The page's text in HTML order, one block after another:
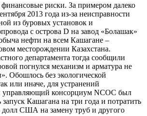
риски. За примером далеко
2013 года из-за неисправности
из буровых установок и
с острова D на завод «Болашак»
нефти на всем Кашагане –
месторождении Казахстана.
департамента тогда сообщили
погнулся механизм и арматура не
Обошлось без экологической
или иначе, для устранений
управляющий консорциум NCOC был
Кашагана на три года и потратить
США на замену труб и другого